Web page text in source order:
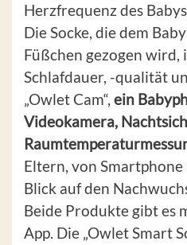
Herzfrequenz des
Die Socke, die dem
Füßchen gezogen
Schlafdauer, -qualität
„Owlet Cam“, ein
Videokamera,
Eltern, von
Blick auf den
Beide Produkte gibt es
App. Die „Owlet Smart